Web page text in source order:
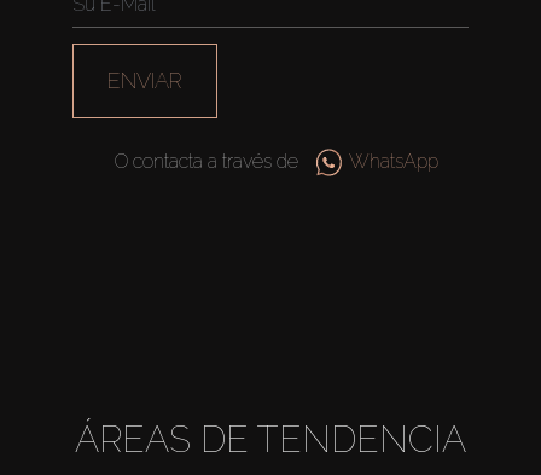
ENVIAR
O contacta a través de WhatsApp
ÁREAS DE TENDENCIA